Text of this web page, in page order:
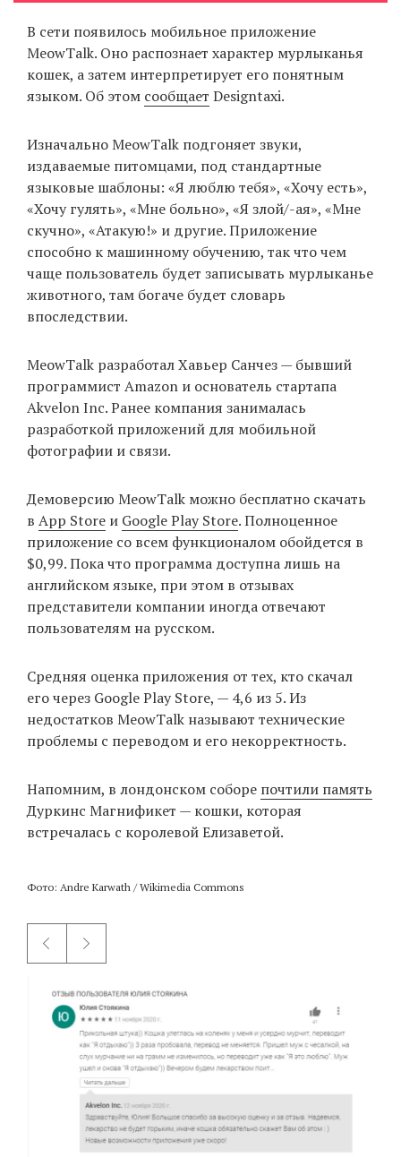
EN
UA
В сети появилось мобильное приложение
MeowTalk. Оно распознает характер мурлыканья
кошек, а затем интерпретирует его понятным
языком. Об этом сообщает Designtaxi.
Изначально MeowTalk подгоняет звуки,
издаваемые питомцами, под стандартные
языковые шаблоны: «Я люблю тебя», «Хочу есть»,
«Хочу гулять», «Мне больно», «Я злой/-ая», «Мне
скучно», «Атакую!» и другие. Приложение
способно к машинному обучению, так что чем
чаще пользователь будет записывать мурлыканье
животного, там богаче будет словарь
впоследствии.
MeowTalk разработал Хавьер Санчез — бывший
программист Amazon и основатель стартапа
Akvelon Inc. Ранее компания занималась
разработкой приложений для мобильной
фотографии и связи.
Демоверсию MeowTalk можно бесплатно скачать
в App Store и Google Play Store. Полноценное
приложение со всем функционалом обойдется в
$0,99. Пока что программа доступна лишь на
английском языке, при этом в отзывах
представители компании иногда отвечают
пользователям на русском.
Средняя оценка приложения от тех, кто скачал
его через Google Play Store, — 4,6 из 5. Из
недостатков MeowTalk называют технические
проблемы с переводом и его некорректность.
Напомним, в лондонском соборе почтили память
Дуркинс Магнификет — кошки, которая
встречалась с королевой Елизаветой.
Фото: Andre Karwath / Wikimedia Commons